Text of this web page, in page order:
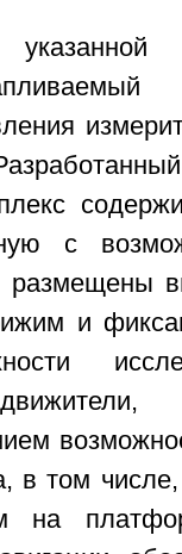
с
размещены
и
в том
на